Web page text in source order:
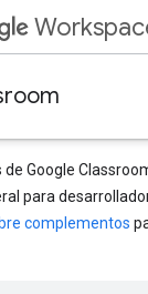
Google
para
complementos